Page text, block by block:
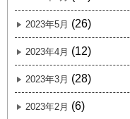
2023年5月 (26)
2023年4月 (12)
2023年3月 (28)
2023年2月 (6)